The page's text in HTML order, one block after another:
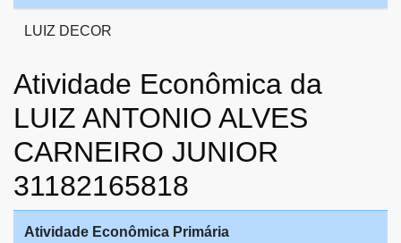
LUIZ DECOR
Atividade Econômica da
LUIZ ANTONIO ALVES
CARNEIRO JUNIOR
31182165818
Atividade Econômica Primária